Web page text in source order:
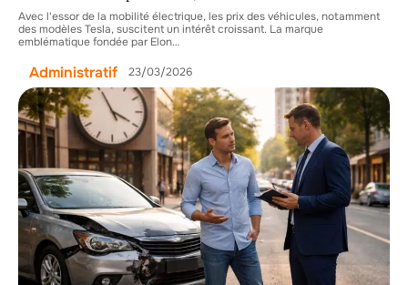
Avec l'essor de la mobilité électrique, les prix des véhicules, notamment
des modèles Tesla, suscitent un intérêt croissant. La marque
emblématique fondée par Elon…
Administratif 23/03/2026